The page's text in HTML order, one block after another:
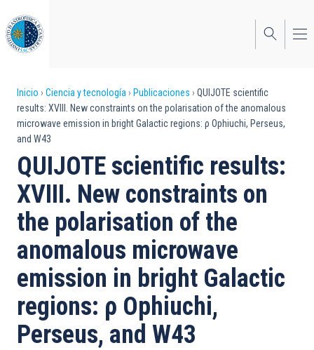
al
contenido
principal
Sobrescribir
enlaces
de
ayuda
a
la
navegación
Inicio Ciencia y tecnología Publicaciones
QUIJOTE scientific
results: XVIII. New constraints on the polarisation of the anomalous
microwave emission in bright Galactic regions: ρ Ophiuchi, Perseus,
and W43
QUIJOTE scientific results:
XVIII. New constraints on
the polarisation of the
anomalous microwave
emission in bright Galactic
regions: ρ Ophiuchi,
Perseus, and W43